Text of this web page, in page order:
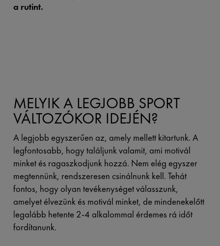
a rutint.
MELYIK A LEGJOBB SPORT
VÁLTOZÓKOR IDEJÉN?
A legjobb egyszerűen az, amely mellett kitartunk. A
legfontosabb, hogy találjunk valamit, ami motivál
minket és ragaszkodjunk hozzá. Nem elég egyszer
megtennünk, rendszeresen csinálnunk kell. Tehát
fontos, hogy olyan tevékenységet válasszunk,
amelyet élvezünk és motivál minket, de mindenekelőtt
legalább hetente 2-4 alkalommal érdemes rá időt
fordítanunk.